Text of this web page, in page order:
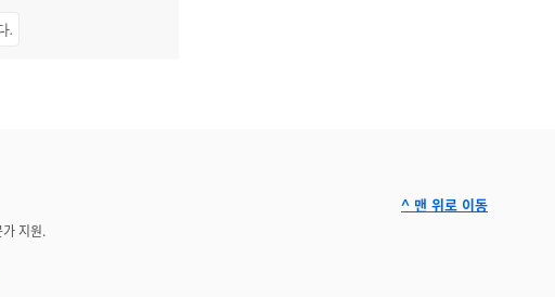
.
지원.
^ 맨 위로 이동